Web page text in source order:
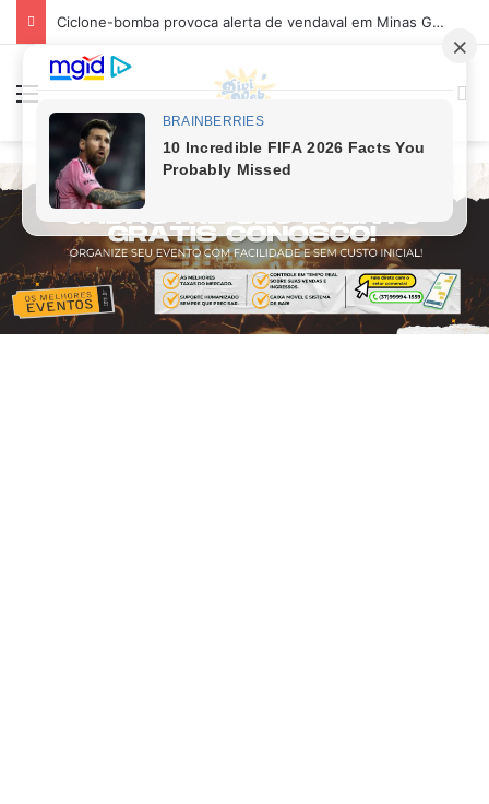
Ciclone-bomba provoca alerta de vendaval em Minas Gerais; veja os impactos previstos para Divinópolis